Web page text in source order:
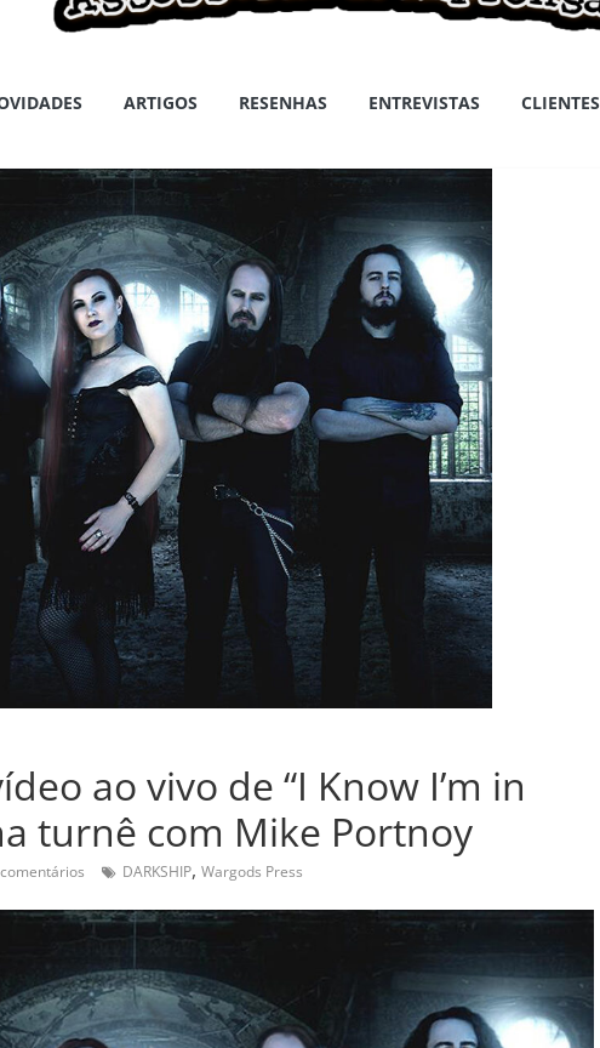
ARTIGOS RESENHAS ENTREVISTAS CLIENTES
ao vivo de “I Know I’m in
turnê com Mike Portnoy
DARKSHIP, Wargods Press